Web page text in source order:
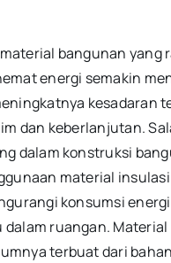
bangunan yang
energi semakin
kesadaran
dan keberlanjutan.
dalam konstruksi
material
konsumsi
ruangan.
terbuat dari